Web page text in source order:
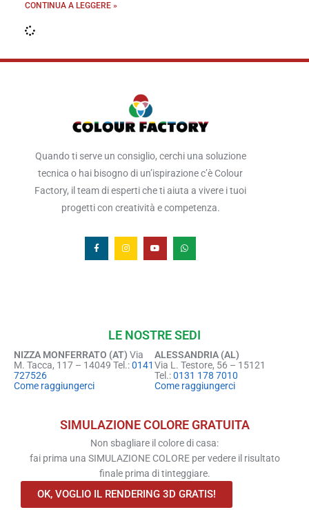
CONTINUA A LEGGERE »
Quando ti serve un consiglio, cerchi una soluzione
tecnica o hai bisogno di un’ispirazione c’è Colour
Factory, il team di esperti che ti aiuta a vivere i tuoi
progetti con creatività e competenza.
LE NOSTRE SEDI
NIZZA MONFERRATO (AT) Via
M. Tacca, 117 – 14049 Tel.:0141
727526
Come raggiungerci
ALESSANDRIA (AL)
Via L. Testore, 56 – 15121
Tel.:0131 178 7010
Come raggiungerci
SIMULAZIONE COLORE GRATUITA
Non sbagliare il colore di casa:
fai prima una SIMULAZIONE COLORE per vedere il risultato
finale prima di tinteggiare.
OK, VOGLIO IL RENDERING 3D GRATIS!